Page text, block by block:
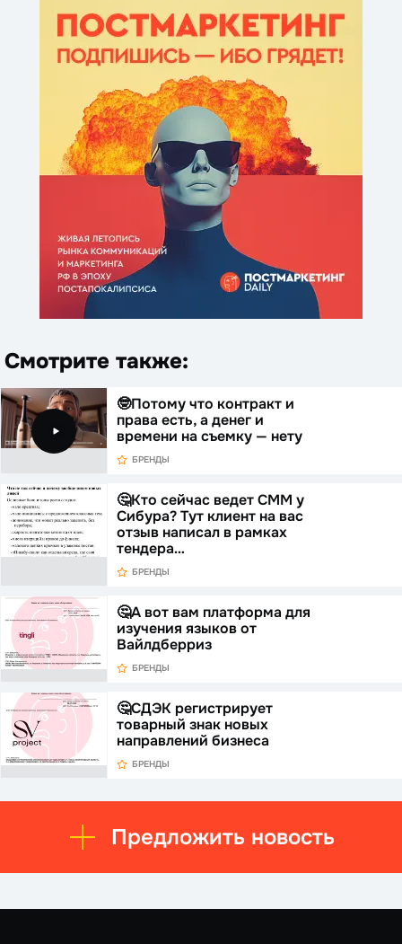
Смотрите также:
🤓Потому что контракт и
права есть, а денег и
времени на съемку — нету
БРЕНДЫ
🤔Кто сейчас ведет СММ у
Сибура? Тут клиент на вас
отзыв написал в рамках
тендера…
БРЕНДЫ
🤔А вот вам платформа для
изучения языков от
Вайлдберриз
БРЕНДЫ
🤔СДЭК регистрирует
товарный знак новых
направлений бизнеса
БРЕНДЫ
Предложить новость